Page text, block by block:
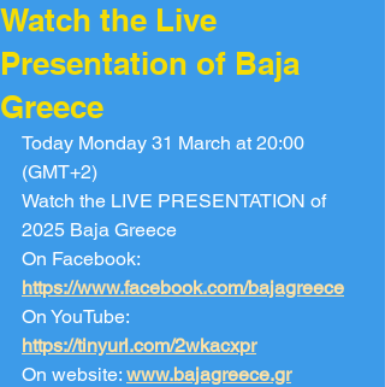
Watch the Live
Presentation of Baja
Greece
Today Monday 31 March at 20:00
(GMT+2)
Watch the LIVE PRESENTATION of
2025 Baja Greece
On Facebook:
https://www.facebook.com/bajagreece
On YouTube:
https://tinyurl.com/2wkacxpr
On website: www.bajagreece.gr